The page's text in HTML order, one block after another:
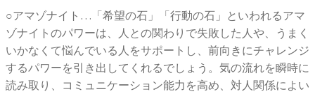
○アマゾナイト…「希望の石」「行動の石」といわれるアマ
ゾナイトのパワーは、人との関わりで失敗した人や、うまく
いかなくて悩んでいる人をサポートし、前向きにチャレンジ
するパワーを引き出してくれるでしょう。気の流れを瞬時に
読み取り、コミュニケーション能力を高め、対人関係によい